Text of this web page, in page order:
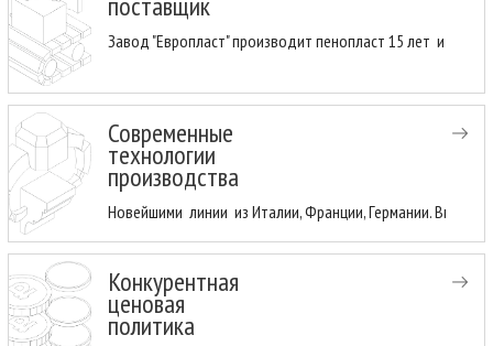
Завод "Европласт" производит пенопласт 15 лет и
Современные
технологии
производства
Новейшими линии из Италии, Франции, Германии.
Конкурентная
ценовая
политика